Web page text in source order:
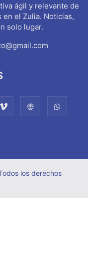
ágil y relevante de
en el Zulia. Noticias,
solo lugar.
los derechos